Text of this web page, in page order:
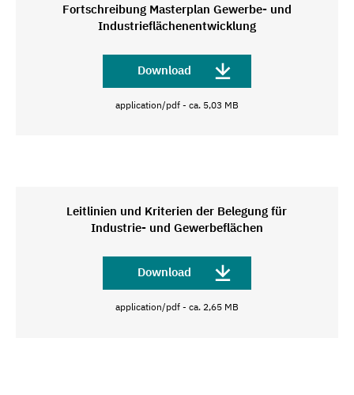
Fortschreibung Masterplan Gewerbe- und
Industrieflächenentwicklung
Download
application/pdf - ca. 5,03 MB
Leitlinien und Kriterien der Belegung für
Industrie- und Gewerbeflächen
Download
application/pdf - ca. 2,65 MB